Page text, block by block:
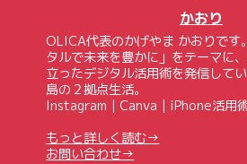
かおり
OLICA代表のかげやま かおりです
タルで未来を豊かに」をテーマに
立ったデジタル活用術を発信して
島の２拠点生活。
Instagram｜Canva｜iPhone活用
もっと詳しく読む→
お問い合わせ→